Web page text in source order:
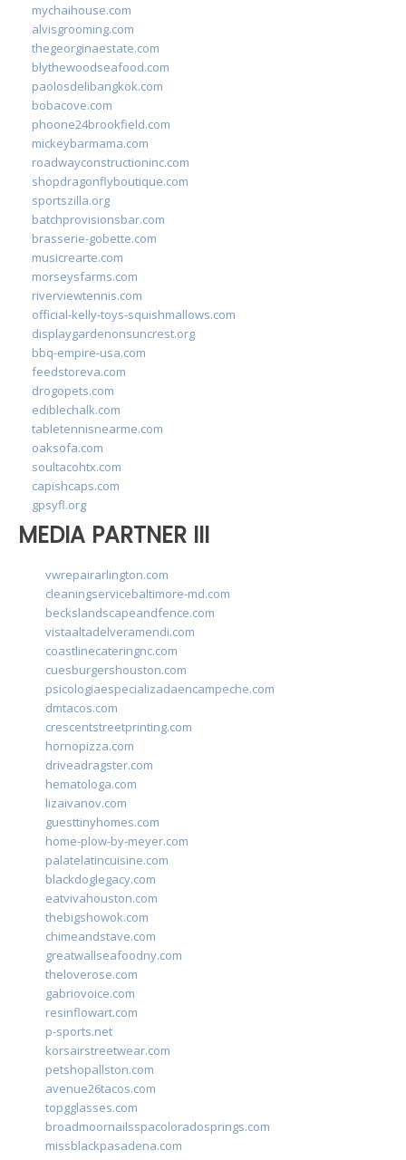
mychaihouse.com
alvisgrooming.com
thegeorginaestate.com
blythewoodseafood.com
paolosdelibangkok.com
bobacove.com
phoone24brookfield.com
mickeybarmama.com
roadwayconstructioninc.com
shopdragonflyboutique.com
sportszilla.org
batchprovisionsbar.com
brasserie-gobette.com
musicrearte.com
morseysfarms.com
riverviewtennis.com
official-kelly-toys-squishmallows.com
displaygardenonsuncrest.org
bbq-empire-usa.com
feedstoreva.com
drogopets.com
ediblechalk.com
tabletennisnearme.com
oaksofa.com
soultacohtx.com
capishcaps.com
gpsyfl.org
MEDIA PARTNER III
vwrepairarlington.com
cleaningservicebaltimore-md.com
beckslandscapeandfence.com
vistaaltadelveramendi.com
coastlinecateringnc.com
cuesburgershouston.com
psicologiaespecializadaencampeche.com
dmtacos.com
crescentstreetprinting.com
hornopizza.com
driveadragster.com
hematologa.com
lizaivanov.com
guesttinyhomes.com
home-plow-by-meyer.com
palatelatincuisine.com
blackdoglegacy.com
eatvivahouston.com
thebigshowok.com
chimeandstave.com
greatwallseafoodny.com
theloverose.com
gabriovoice.com
resinflowart.com
p-sports.net
korsairstreetwear.com
petshopallston.com
avenue26tacos.com
topgglasses.com
broadmoornailsspacoloradosprings.com
missblackpasadena.com